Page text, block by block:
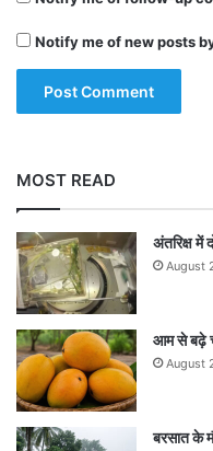
रन जोड़े।
बेयरस्टो ने करियर का
शतकीय पारी के
बेयरस्टो को मोहम्मद
उनकी शतकीय पारी के
मिला।
शमी ने इसके बाद अपने
मोर्गन (1) को भी
लगाने की कोशिश की।
Notify me of new posts
MOST READ
अंतरिक्ष में
August
आम से बढ़े
August
बरसात के